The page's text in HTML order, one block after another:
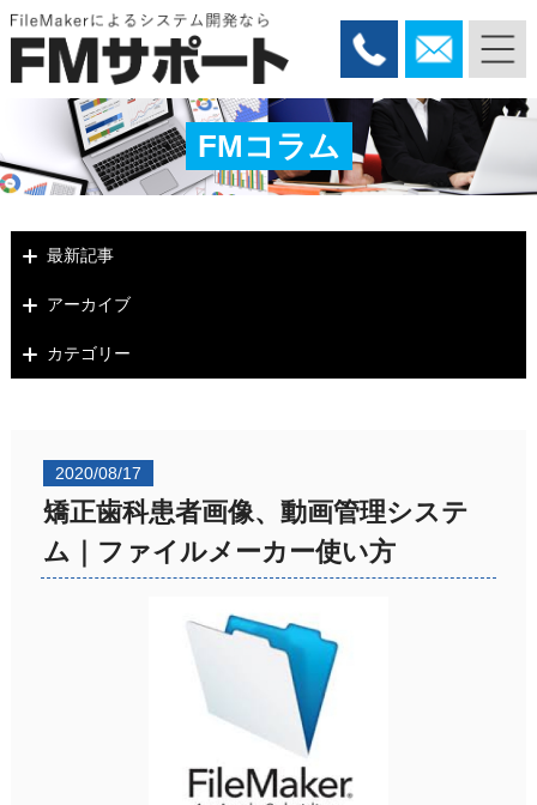
FMコラム
最新記事
アーカイブ
カテゴリー
2020/08/17
矯正歯科患者画像、動画管理システ
ム｜ファイルメーカー使い方